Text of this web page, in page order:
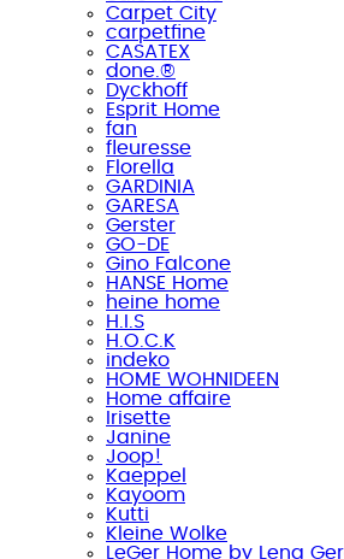
Carpet City
carpetfine
CASATEX
done.®
Dyckhoff
Esprit Home
fan
fleuresse
Florella
GARDINIA
GARESA
Gerster
GO-DE
Gino Falcone
HANSE Home
heine home
H.I.S
H.O.C.K
indeko
HOME WOHNIDEEN
Home affaire
Irisette
Janine
Joop!
Kaeppel
Kayoom
Kutti
Kleine Wolke
LeGer Home by Lena